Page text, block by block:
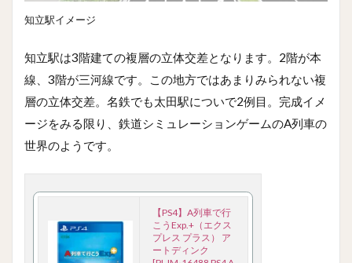
知立駅イメージ
知立駅は3階建ての複層の立体交差となります。2階が本
線、3階が三河線です。この地方ではあまりみられない複
層の立体交差。名鉄でも太田駅についで2例目。完成イメ
ージをみる限り、鉄道シミュレーションゲームのA列車の
世界のようです。
【PS4】A列車で行
こうExp.+（エクス
プレス プラス） ア
ートディンク